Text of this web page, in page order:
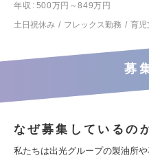
年収
500万円～849万円
土日祝休み
フレックス勤務 育児
募
なぜ募集しているの
私たちは出光グループの製油所